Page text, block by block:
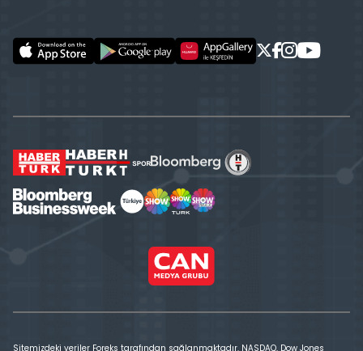
Sitemizdeki veriler Foreks tarafından sağlanmaktadır. NASDAQ, Dow Jones